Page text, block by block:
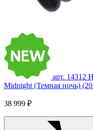
арт. 14312
Midnight (Темная ночь)
38 999 ₽